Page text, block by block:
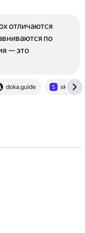
doka.guide skillbox.ru
отличаются
по
— это